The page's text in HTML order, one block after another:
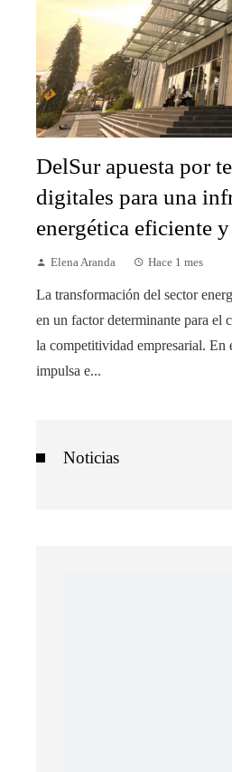
DelSur apuesta por
digitales para una
energética eficiente
Elena Aranda Hace 1 mes
La transformación del sector
en un factor determinante para el
la competitividad empresarial. En
impulsa e...
Noticias